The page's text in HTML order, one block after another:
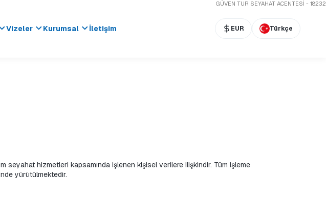
GÜVEN TUR SEYAHAT ACENTESİ - 18232
Vizeler Kurumsal İletişim EUR Türkçe
seyahat hizmetleri kapsamında işlenen kişisel verilere ilişkindir. Tüm işleme
yürütülmektedir.